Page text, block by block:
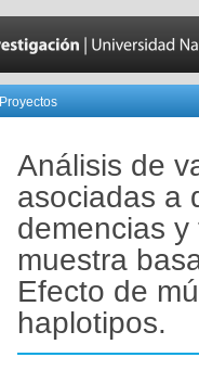
Proyectos
Análisis de
asociadas a
demencias
muestra
Efecto de
haplotipos.